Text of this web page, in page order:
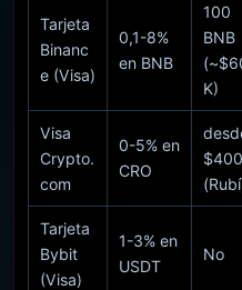
Tarjeta
Binanc
e (Visa)
0,1-8%
en BNB
100
BNB
K)
Visa
Crypto.
com
0-5% en
CRO
$400
Tarjeta
Bybit
(Visa)
1-3% en
USDT
No